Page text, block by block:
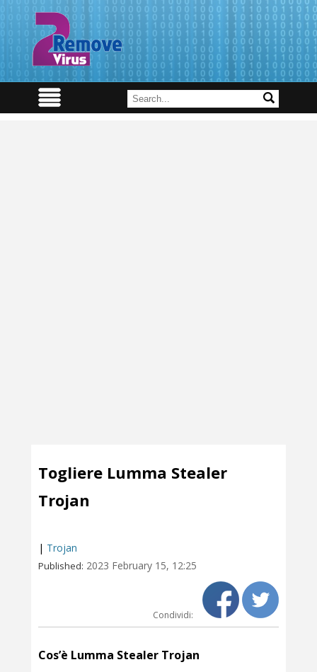
Togliere Lumma Stealer
Trojan
| Trojan
Published: 2023 February 15, 12:25
Condividi:
Cos’è Lumma Stealer Trojan